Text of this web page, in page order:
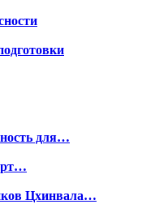
для…
Цхинвала…